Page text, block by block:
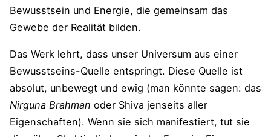
Bewusstsein und Energie, die gemeinsam das
Gewebe der Realität bilden.
Das Werk lehrt, dass unser Universum aus einer
Bewusstseins-Quelle entspringt. Diese Quelle ist
absolut, unbewegt und ewig (man könnte sagen: das
Nirguna Brahman oder Shiva jenseits aller
Eigenschaften). Wenn sie sich manifestiert, tut sie